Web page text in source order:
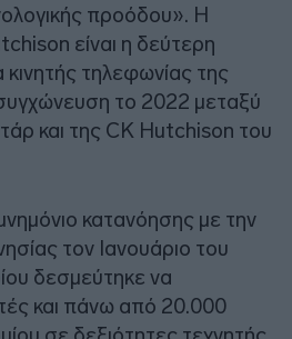
προόδου». Η
είναι η δεύτερη
κινητής τηλεφωνίας της
το 2022 μεταξύ
και της CK Hutchison του
κατανόησης με την
τον Ιανουάριο του
δεσμεύτηκε να
και πάνω από 20.000